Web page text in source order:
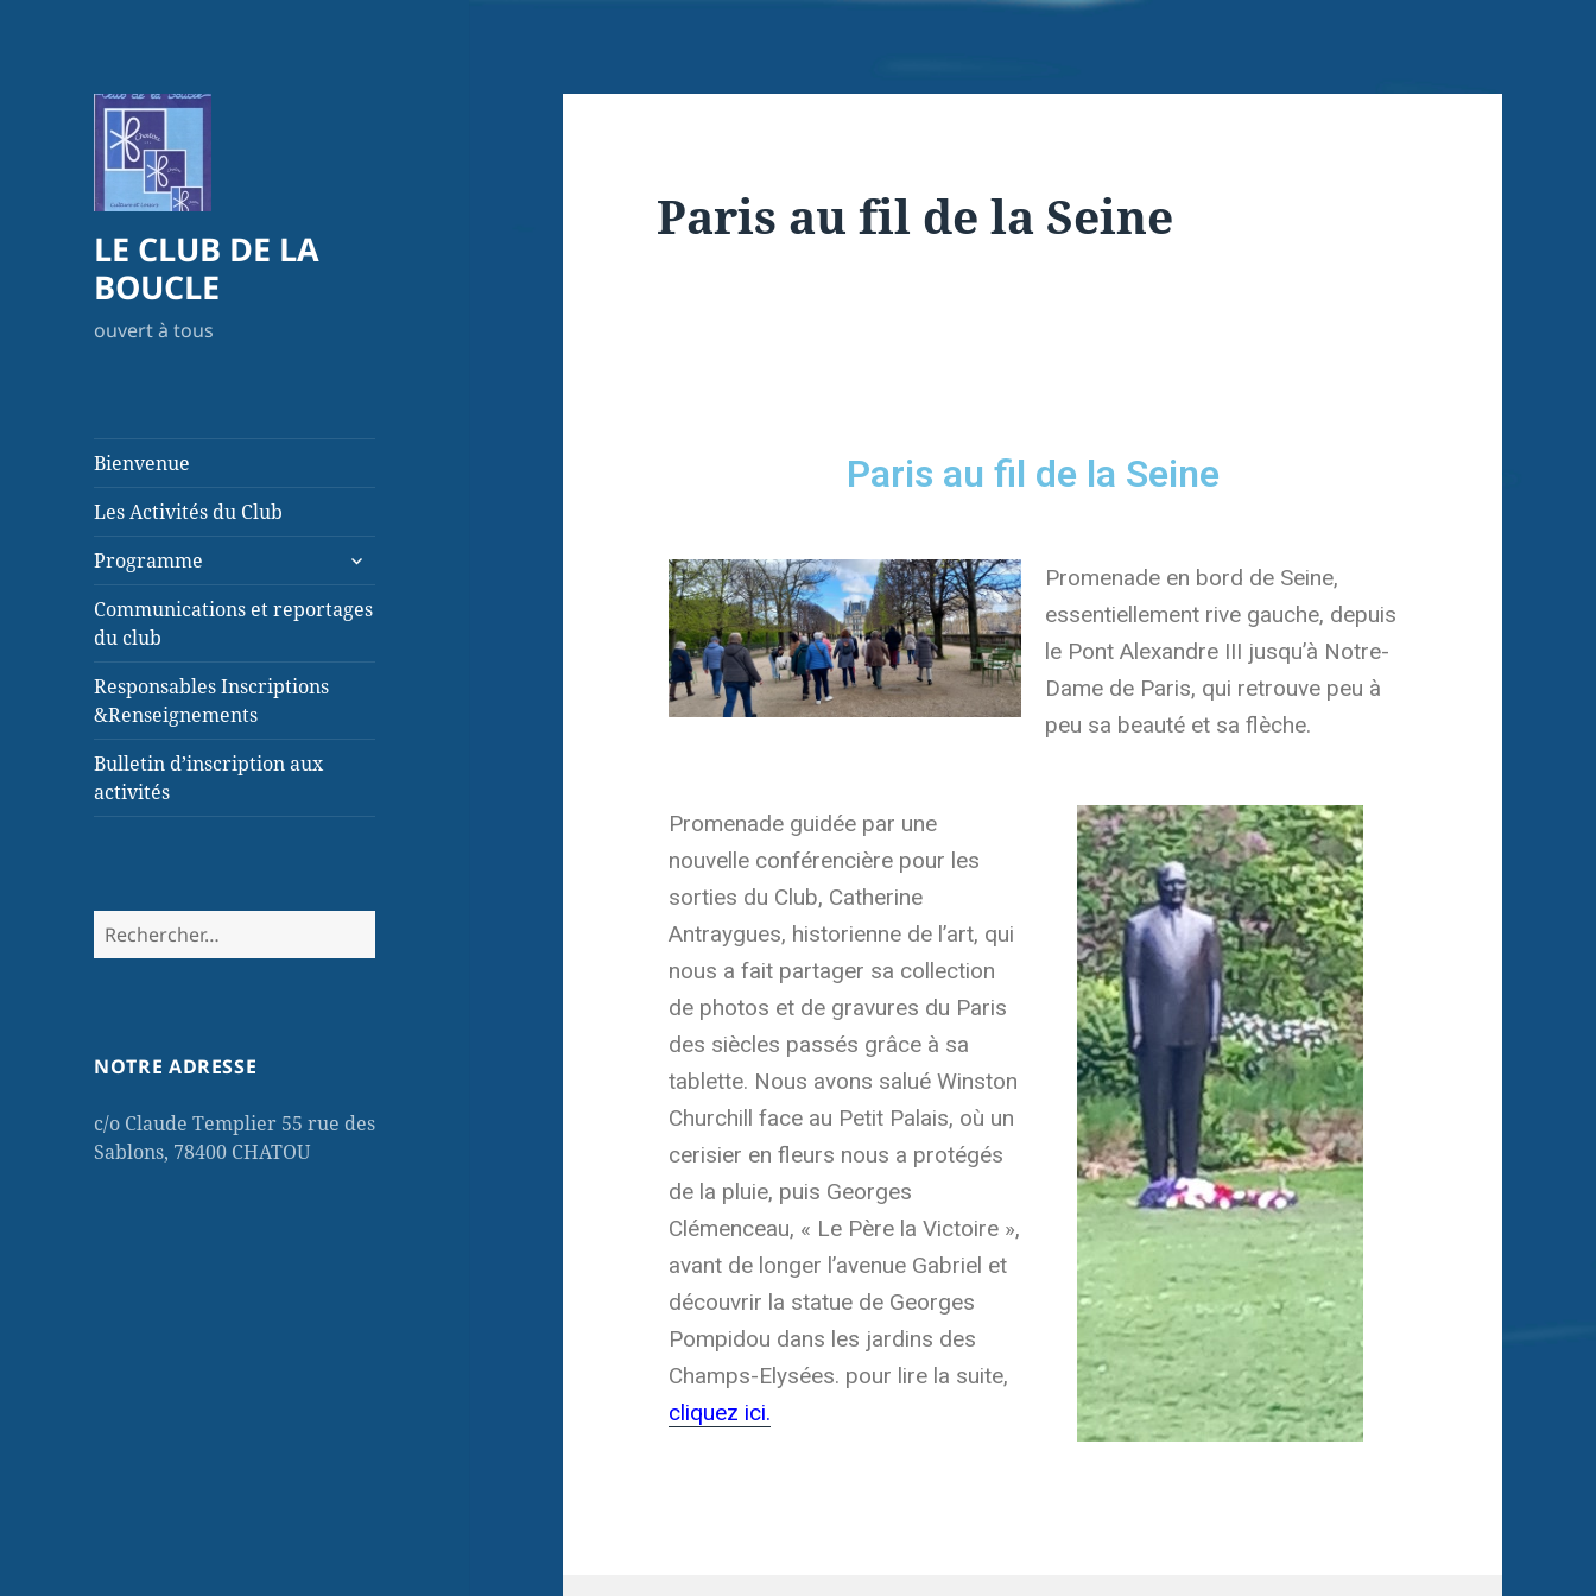
LE CLUB DE LA
BOUCLE
ouvert à tous
Bienvenue
Les Activités du Club
Programme
Communications et reportages
du club
Responsables Inscriptions
&Renseignements
Bulletin d’inscription aux
activités
NOTRE ADRESSE
c/o Claude Templier 55 rue des
Sablons, 78400 CHATOU
Paris au fil de la Seine
Paris au fil de la Seine
Promenade en bord de Seine,
essentiellement rive gauche, depuis
le Pont Alexandre III jusqu’à Notre-
Dame de Paris, qui retrouve peu à
peu sa beauté et sa flèche.
Promenade guidée par une
nouvelle conférencière pour les
sorties du Club, Catherine
Antraygues, historienne de l’art, qui
nous a fait partager sa collection
de photos et de gravures du Paris
des siècles passés grâce à sa
tablette. Nous avons salué Winston
Churchill face au Petit Palais, où un
cerisier en fleurs nous a protégés
de la pluie, puis Georges
Clémenceau, « Le Père la Victoire »,
avant de longer l’avenue Gabriel et
découvrir la statue de Georges
Pompidou dans les jardins des
Champs-Elysées. pour lire la suite,
cliquez ici.